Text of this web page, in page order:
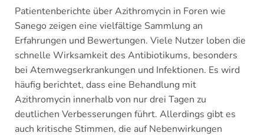
Patientenberichte über Azithromycin in Foren wie
Sanego zeigen eine vielfältige Sammlung an
Erfahrungen und Bewertungen. Viele Nutzer loben die
schnelle Wirksamkeit des Antibiotikums, besonders
bei Atemwegserkrankungen und Infektionen. Es wird
häufig berichtet, dass eine Behandlung mit
Azithromycin innerhalb von nur drei Tagen zu
deutlichen Verbesserungen führt. Allerdings gibt es
auch kritische Stimmen, die auf Nebenwirkungen